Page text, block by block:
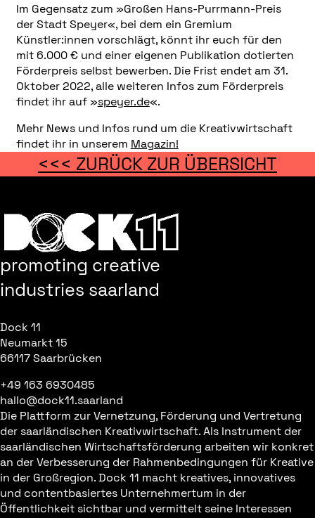
Im Gegensatz zum »Großen Hans-Purrmann-Preis
der Stadt Speyer«, bei dem ein Gremium
Künstler:innen vorschlägt, könnt ihr euch für den
mit 6.000 € und einer eigenen Publikation dotierten
Förderpreis selbst bewerben. Die Frist endet am 31.
Oktober 2022, alle weiteren Infos zum Förderpreis
findet ihr auf »speyer.de«.
Mehr News und Infos rund um die Kreativwirtschaft
findet ihr in unserem Magazin!
<<< ZURÜCK ZUR ÜBERSICHT
promoting creative
industries saarland
Dock 11
Neumarkt 15
66117 Saarbrücken
+49 163 6930485
hallo@dock11.saarland
Die Plattform zur Vernetzung, Förderung und Vertretung
der saarländischen Kreativwirtschaft. Als Instrument der
saarländischen Wirtschaftsförderung arbeiten wir konkret
an der Verbesserung der Rahmenbedingungen für Kreative
in der Großregion. Dock 11 macht kreatives, innovatives
und contentbasiertes Unternehmertum in der
Öffentlichkeit sichtbar und vermittelt seine Interessen